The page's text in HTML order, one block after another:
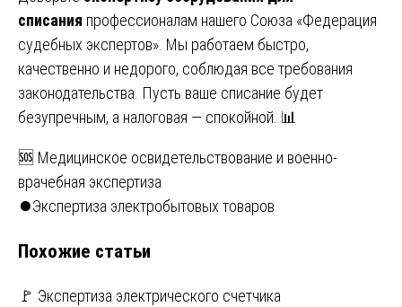
списания профессионалам нашего Союза «Федерация
судебных экспертов». Мы работаем быстро,
качественно и недорого, соблюдая все требования
законодательства. Пусть ваше списание будет
безупречным, а налоговая — спокойной. 📊
Навигация
по
🆘 Медицинское освидетельствование и военно-
врачебная экспертиза
⏺️Экспертиза электробытовых товаров
Похожие статьи
🚩 Экспертиза электрического счетчика